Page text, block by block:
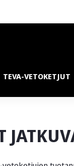
TEVA-VETOKETJUT